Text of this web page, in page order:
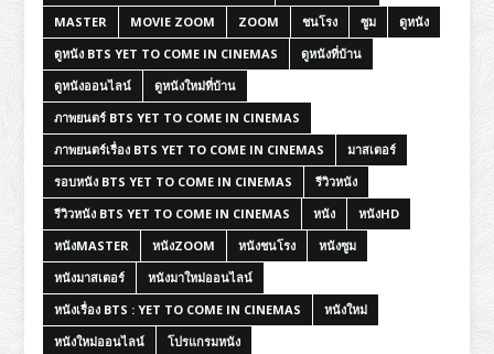
MASTER
MOVIE ZOOM ZOOM ชนโรง ซูม
ดูหนัง
ดูหนัง BTS YET TO COME IN CINEMAS
ดูหนังที่บ้าน
ดูหนังออนไลน์
ดูหนังใหม่ที่บ้าน
ภาพยนตร์ BTS YET TO COME IN CINEMAS
ภาพยนตร์เรื่อง BTS YET TO COME IN CINEMAS
มาสเตอร์
รอบหนัง BTS YET TO COME IN CINEMAS
รีวิวหนัง
รีวิวหนัง BTS YET TO COME IN CINEMAS
หนัง
หนังHD
หนังMASTER
หนังZOOM หนังชนโรง
หนังซูม
หนังมาสเตอร์
หนังมาใหม่ออนไลน์
หนังเรื่อง BTS : YET TO COME IN CINEMAS
หนังใหม่
หนังใหม่ออนไลน์
โปรแกรมหนัง